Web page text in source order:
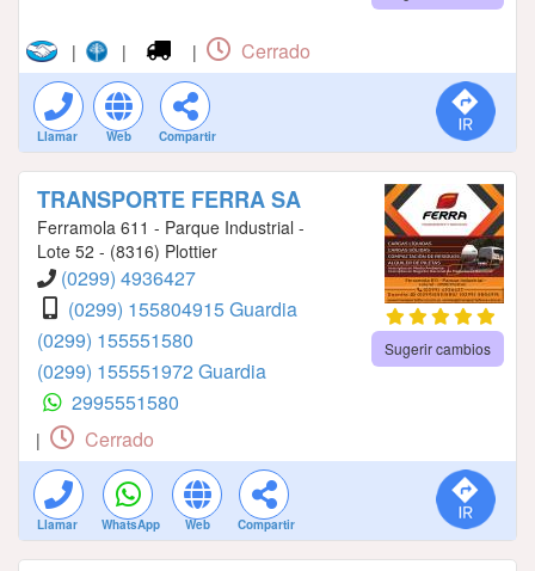
| | | Cerrado
Llamar Web Compartir
TRANSPORTE FERRA SA
Ferramola 611 - Parque Industrial -
Lote 52 - (8316) Plottier
(0299) 4936427
(0299) 155804915 Guardia
(0299) 155551580
(0299) 155551972 Guardia
2995551580
Sugerir cambios
| Cerrado
Llamar WhatsApp Web Compartir